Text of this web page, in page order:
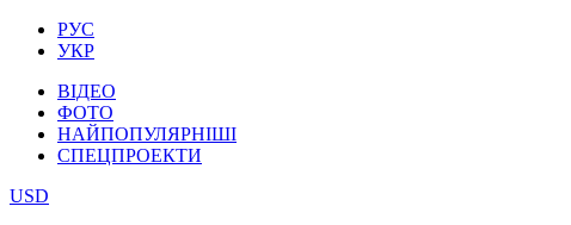
РУС
УКР
ВІДЕО
ФОТО
НАЙПОПУЛЯРНІШІ
СПЕЦПРОЕКТИ
USD